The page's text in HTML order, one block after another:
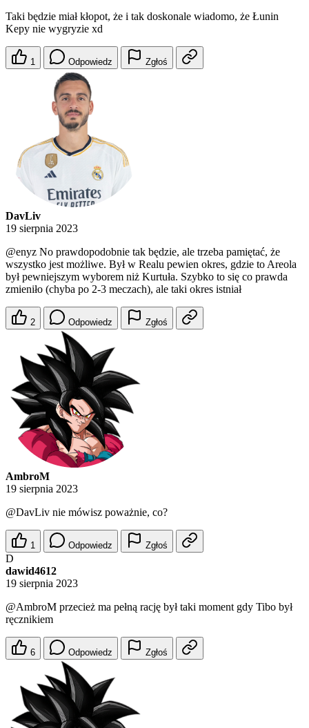
Taki będzie miał kłopot, że i tak doskonale wiadomo, że Łunin
Kepy nie wygryzie xd
1 Odpowiedz Zgłoś
DavLiv
19 sierpnia 2023
@enyz No prawdopodobnie tak będzie, ale trzeba pamiętać, że
wszystko jest możliwe. Był w Realu pewien okres, gdzie to Areola
był pewniejszym wyborem niż Kurtuła. Szybko to się co prawda
zmieniło (chyba po 2-3 meczach), ale taki okres istniał
2 Odpowiedz Zgłoś
AmbroM
19 sierpnia 2023
@DavLiv nie mówisz poważnie, co?
1 Odpowiedz Zgłoś
D
dawid4612
19 sierpnia 2023
@AmbroM przecież ma pełną rację był taki moment gdy Tibo był
ręcznikiem
6 Odpowiedz Zgłoś